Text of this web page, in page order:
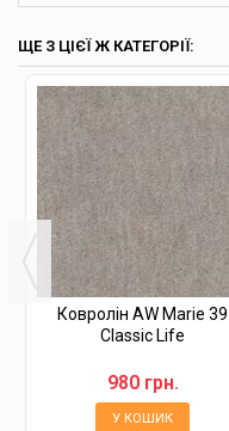
ЩЕ З ЦІЄЇ Ж КАТЕГОРІЇ:
Ковролін AW Marie 39
Classic Life
980 грн.
У КОШИК